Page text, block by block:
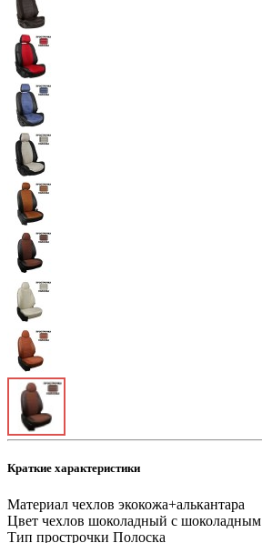
Краткие характеристики
Материал чехлов экокожа+алькантара
Цвет чехлов шоколадный с шоколадным
Тип прострочки Полоска